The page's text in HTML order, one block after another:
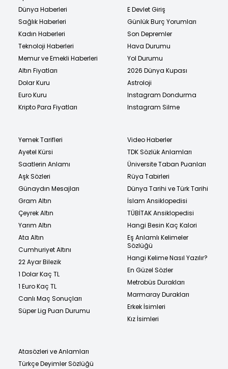
Dünya Haberleri
Sağlık Haberleri
Kadın Haberleri
Teknoloji Haberleri
Memur ve Emekli Haberleri
Altın Fiyatları
Dolar Kuru
Euro Kuru
Kripto Para Fiyatları
E Devlet Giriş
Günlük Burç Yorumları
Son Depremler
Hava Durumu
Yol Durumu
2026 Dünya Kupası
Astroloji
Instagram Dondurma
Instagram Silme
Yemek Tarifleri
Ayetel Kürsi
Saatlerin Anlamı
Aşk Sözleri
Günaydın Mesajları
Gram Altın
Çeyrek Altın
Yarım Altın
Ata Altın
Cumhuriyet Altını
22 Ayar Bilezik
1 Dolar Kaç TL
1 Euro Kaç TL
Canlı Maç Sonuçları
Süper Lig Puan Durumu
Video Haberler
TDK Sözlük Anlamları
Üniversite Taban Puanları
Rüya Tabirleri
Dünya Tarihi ve Türk Tarihi
İslam Ansiklopedisi
TÜBİTAK Ansiklopedisi
Hangi Besin Kaç Kalori
Eş Anlamlı Kelimeler
Sözlüğü
Hangi Kelime Nasıl Yazılır?
En Güzel Sözler
Metrobüs Durakları
Marmaray Durakları
Erkek İsimleri
Kız İsimleri
Atasözleri ve Anlamları
Türkçe Deyimler Sözlüğü